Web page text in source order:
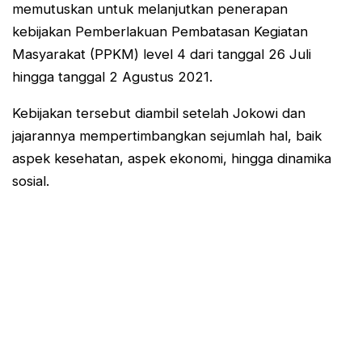
memutuskan untuk melanjutkan penerapan
kebijakan Pemberlakuan Pembatasan Kegiatan
Masyarakat (PPKM) level 4 dari tanggal 26 Juli
hingga tanggal 2 Agustus 2021.
Kebijakan tersebut diambil setelah Jokowi dan
jajarannya mempertimbangkan sejumlah hal, baik
aspek kesehatan, aspek ekonomi, hingga dinamika
sosial.